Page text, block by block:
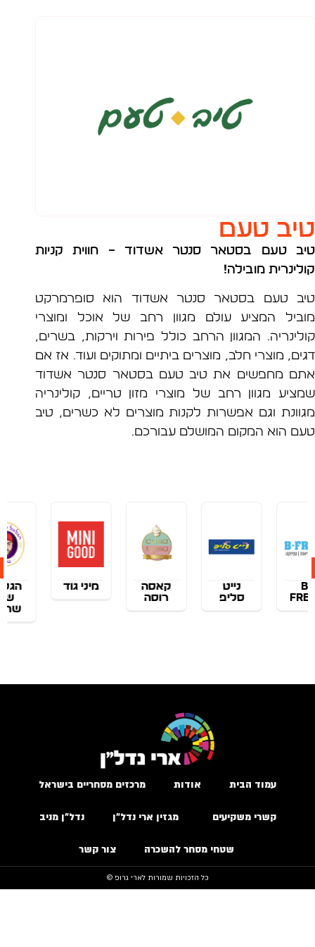
טעם
טעם בסטאר סנטר אשדוד – חווית קניות
מובילה!
טעם בסטאר סנטר אשדוד הוא סופרמרקט
המציע עולם מגוון רחב של אוכל ומוצרי
המגוון הרחב כולל פירות וירקות, בשרים,
מוצרי חלב, מוצרים ביתיים ומתוקים ועוד. אז אם
מחפשים את טיב טעם בסטאר סנטר אשדוד
מגוון רחב של מוצרי מזון טריים, קולינריה
וגם אפשרות לקנות מוצרים לא כשרים, טיב
הוא המקום המושלם עבורכם.
סליפ
קאסה
רוסה
מיני גוד
הגלגל
שרדר
עמוד הבית אודות מרכזים מסחריים בישראל
קשרי משקיעים מגזין ארי נדל״ן נדל״ן מניב
שטחי מסחר להשכרה צור קשר
כל הזכויות שמורות לארי גרופ ©